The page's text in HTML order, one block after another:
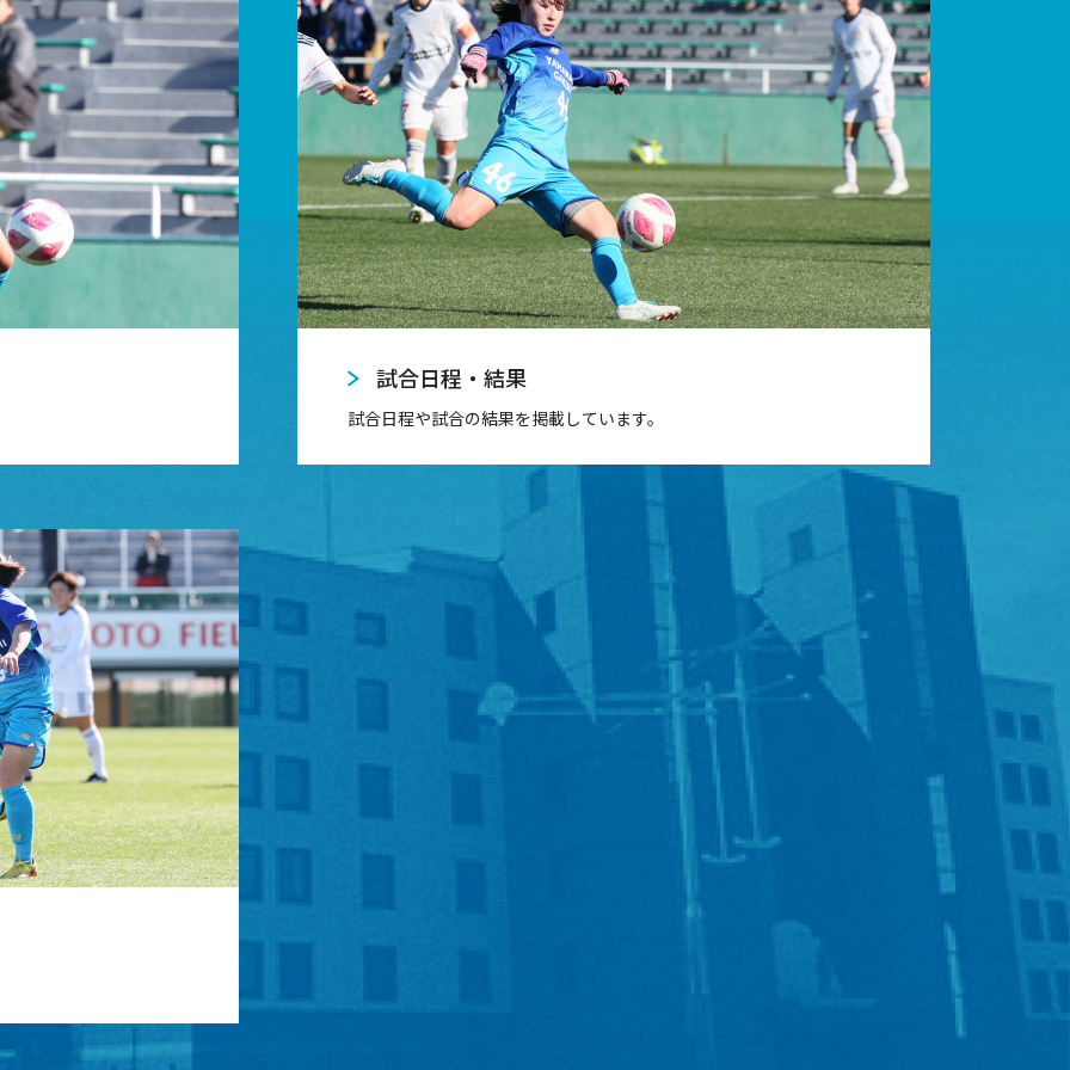
試合日程・結果
試合日程や試合の結果を掲載しています。